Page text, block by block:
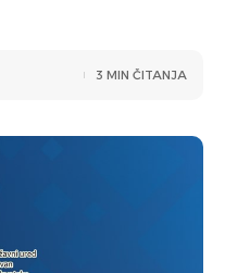
3 MIN ČITANJA